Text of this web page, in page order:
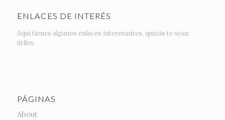
ENLACES DE INTERÉS
Aquí tienes algunos enlaces interesantes, quizás te sean
útiles.
PÁGINAS
About